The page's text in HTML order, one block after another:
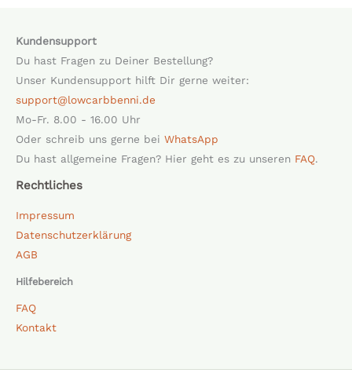
Kundensupport
Du hast Fragen zu Deiner Bestellung?
Unser Kundensupport hilft Dir gerne weiter:
support@lowcarbbenni.de
Mo-Fr. 8.00 - 16.00 Uhr
Oder schreib uns gerne bei WhatsApp
Du hast allgemeine Fragen? Hier geht es zu unseren FAQ.
Rechtliches
Impressum
Datenschutzerklärung
AGB
Hilfebereich
FAQ
Kontakt